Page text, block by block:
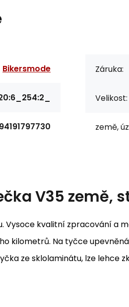
Bikersmode Záruka:
Velikost:
země,
V35 země,
Vysoce kvalitní zpracování a
kilometrů. Na tyčce
ze sklolaminátu, lze lehce